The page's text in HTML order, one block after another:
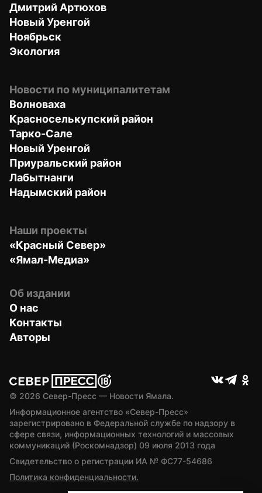
Дмитрий Артюхов
Новый Уренгой
Ноябрьск
Экология
Новости по муниципалитетам
Волноваха
Красноселькупский район
Тарко-Сале
Новый Уренгой
Приуральский район
Лабытнанги
Надымский район
Наши проекты
«Красный Север»
«Ямал-Медиа»
Об издании
О нас
Контакты
Авторы
© 2026 Север-Пресс — Новости Ямала.
Информационное агентство «Север-Пресс»
зарегистрировано в Федеральной службе по надзору в
сфере связи, информационных технологий и массовых
коммуникаций (Роскомнадзор) 09 июля 2013 года
Свидетельство о регистрации ИА № ФС77-54686
Политика конфиденциальности.